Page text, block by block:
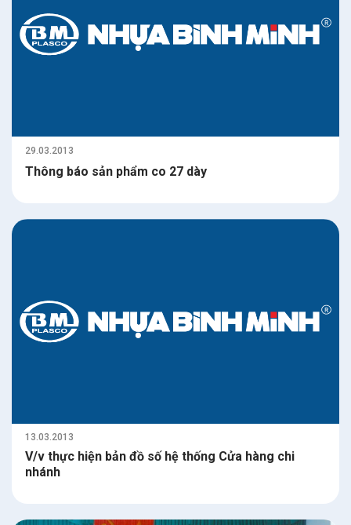
29.03.2013
Thông báo sản phẩm co 27 dày
13.03.2013
V/v thực hiện bản đồ số hệ thống Cửa hàng chi
nhánh